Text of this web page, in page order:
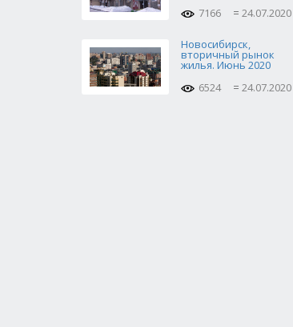
7166
24.07.2020
Новосибирск,
вторичный рынок
жилья. Июнь 2020
6524
24.07.2020